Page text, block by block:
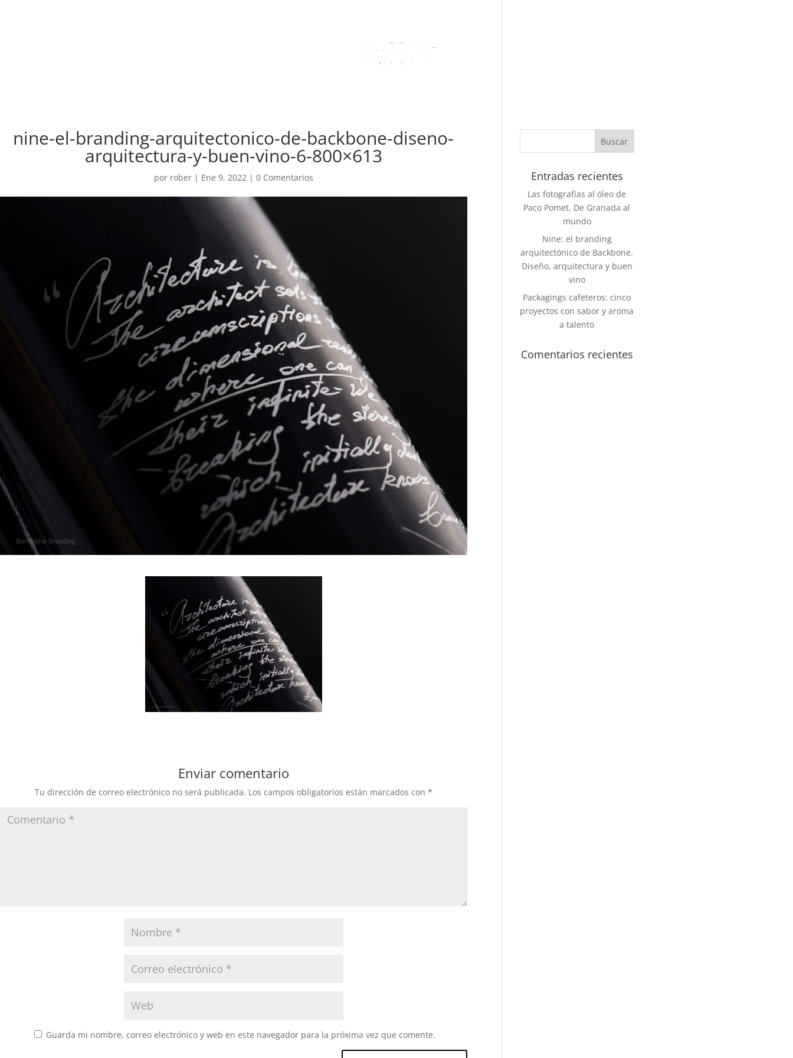
nine-el-branding-arquitectonico-de-backbone-diseno-
arquitectura-y-buen-vino-6-800×613
por rober| Ene 9, 2022| 0 Comentarios
Enviar comentario
Tu dirección de correo electrónico no será publicada. Los campos obligatorios están marcados con *
Guarda mi nombre, correo electrónico y web en este navegador para la próxima vez que comente.
Entradas recientes
Las fotografías al óleo de
Paco Pomet. De Granada al
mundo
Nine: el branding
arquitectónico de Backbone.
Diseño, arquitectura y buen
vino
Packagings cafeteros: cinco
proyectos con sabor y aroma
a talento
Comentarios recientes